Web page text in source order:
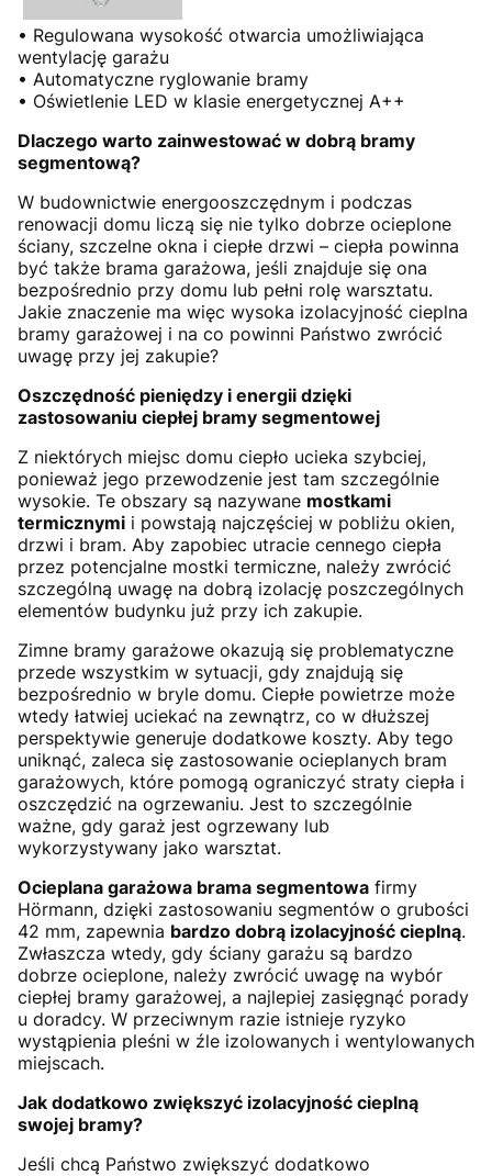
• Regulowana wysokość otwarcia umożliwiająca
wentylację garażu
• Automatyczne ryglowanie bramy
• Oświetlenie LED w klasie energetycznej A++
Dlaczego warto zainwestować w dobrą bramy
segmentową?
W budownictwie energooszczędnym i podczas
renowacji domu liczą się nie tylko dobrze ocieplone
ściany, szczelne okna i ciepłe drzwi – ciepła powinna
być także brama garażowa, jeśli znajduje się ona
bezpośrednio przy domu lub pełni rolę warsztatu.
Jakie znaczenie ma więc wysoka izolacyjność cieplna
bramy garażowej i na co powinni Państwo zwrócić
uwagę przy jej zakupie?
Oszczędność pieniędzy i energii dzięki
zastosowaniu ciepłej bramy segmentowej
Z niektórych miejsc domu ciepło ucieka szybciej,
ponieważ jego przewodzenie jest tam szczególnie
wysokie. Te obszary są nazywane mostkami
termicznymi i powstają najczęściej w pobliżu okien,
drzwi i bram. Aby zapobiec utracie cennego ciepła
przez potencjalne mostki termiczne, należy zwrócić
szczególną uwagę na dobrą izolację poszczególnych
elementów budynku już przy ich zakupie.
Zimne bramy garażowe okazują się problematyczne
przede wszystkim w sytuacji, gdy znajdują się
bezpośrednio w bryle domu. Ciepłe powietrze może
wtedy łatwiej uciekać na zewnątrz, co w dłuższej
perspektywie generuje dodatkowe koszty. Aby tego
uniknąć, zaleca się zastosowanie ocieplanych bram
garażowych, które pomogą ograniczyć straty ciepła i
oszczędzić na ogrzewaniu. Jest to szczególnie
ważne, gdy garaż jest ogrzewany lub
wykorzystywany jako warsztat.
Ocieplana garażowa brama segmentowa firmy
Hörmann, dzięki zastosowaniu segmentów o grubości
42 mm, zapewnia bardzo dobrą izolacyjność cieplną.
Zwłaszcza wtedy, gdy ściany garażu są bardzo
dobrze ocieplone, należy zwrócić uwagę na wybór
ciepłej bramy garażowej, a najlepiej zasięgnąć porady
u doradcy. W przeciwnym razie istnieje ryzyko
wystąpienia pleśni w źle izolowanych i wentylowanych
miejscach.
Jak dodatkowo zwiększyć izolacyjność cieplną
swojej bramy?
Jeśli chcą Państwo zwiększyć dodatkowo